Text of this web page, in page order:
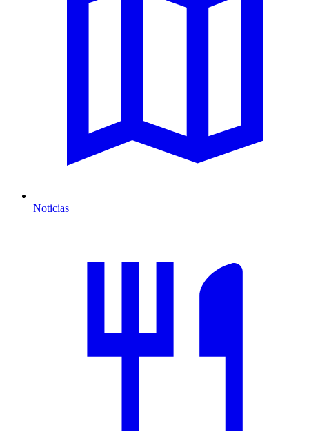
Noticias